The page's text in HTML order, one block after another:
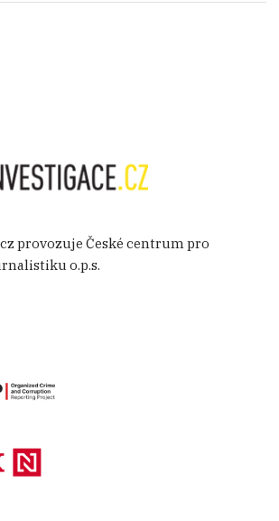
provozuje České centrum pro
o.p.s.